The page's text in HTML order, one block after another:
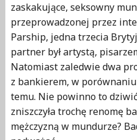
zaskakujące, seksowny
przeprowadzonej przez
Parship, jedna trzecia
partner był artystą,
Natomiast zaledwie dwa
z bankierem, w
temu. Nie powinno to
zniszczyła trochę renomę
mężczyzną w mundurze?